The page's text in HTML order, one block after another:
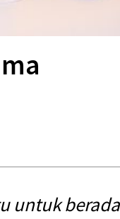
untuk